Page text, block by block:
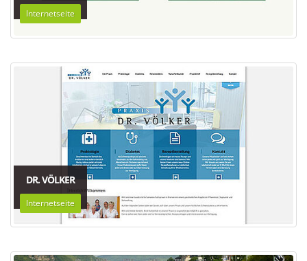
Internetseite
DR. VÖLKER
Internetseite